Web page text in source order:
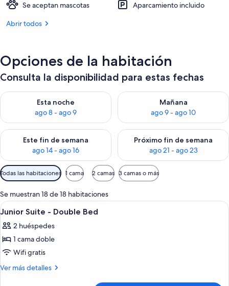
Se aceptan mascotas
Aparcamiento incluido
Abrir todos
Opciones de la habitación
Consulta la disponibilidad para estas fechas
Esta noche
ago 8 - ago 9
Consulta la disponibilidad para esta noche, ago 8 - ago 9
Mañana
ago 9 - ago 10
Consulta la disponibilidad
Este fin de semana
ago 14 - ago 16
Consulta la disponibilidad para este fin de semana, ago 14 -
Próximo fin de semana
ago 21 - ago 23
Consulta la disponibilidad
Filtros
disponibles
para
las
habitaciones
Todas las habitaciones 1 cama 2 camas 3 camas o más
Se muestran 18 de 18 habitaciones
Abrir
todas
las
fotos
de
Junior
Ropa de cama de alta calidad y
38
Junior Suite - Double Bed
2 huéspedes
1 cama doble
Wifi gratis
Ver más detalles
Más